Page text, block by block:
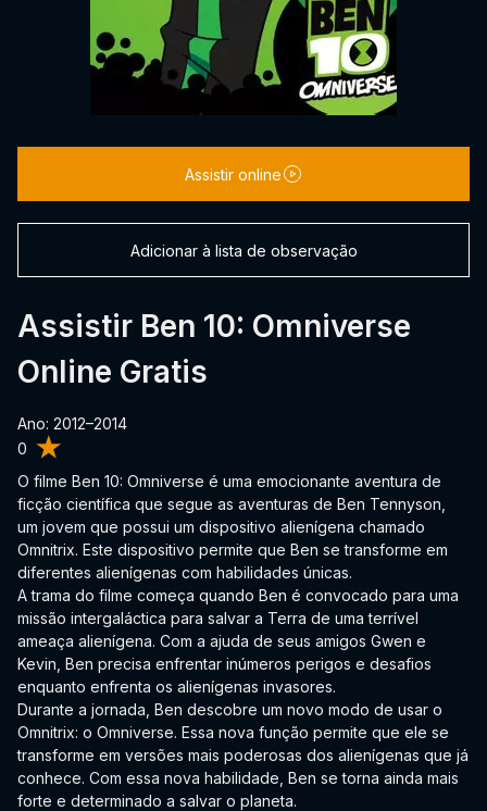
0
Assistir Ben 10: Omniverse
Online Gratis
Ano: 2012–2014
O filme Ben 10: Omniverse é uma emocionante aventura de
ficção científica que segue as aventuras de Ben Tennyson,
um jovem que possui um dispositivo alienígena chamado
Omnitrix. Este dispositivo permite que Ben se transforme em
diferentes alienígenas com habilidades únicas.
A trama do filme começa quando Ben é convocado para uma
missão intergaláctica para salvar a Terra de uma terrível
ameaça alienígena. Com a ajuda de seus amigos Gwen e
Kevin, Ben precisa enfrentar inúmeros perigos e desafios
enquanto enfrenta os alienígenas invasores.
Durante a jornada, Ben descobre um novo modo de usar o
Omnitrix: o Omniverse. Essa nova função permite que ele se
transforme em versões mais poderosas dos alienígenas que já
conhece. Com essa nova habilidade, Ben se torna ainda mais
forte e determinado a salvar o planeta.
Assistir online
Adicionar à lista de observação